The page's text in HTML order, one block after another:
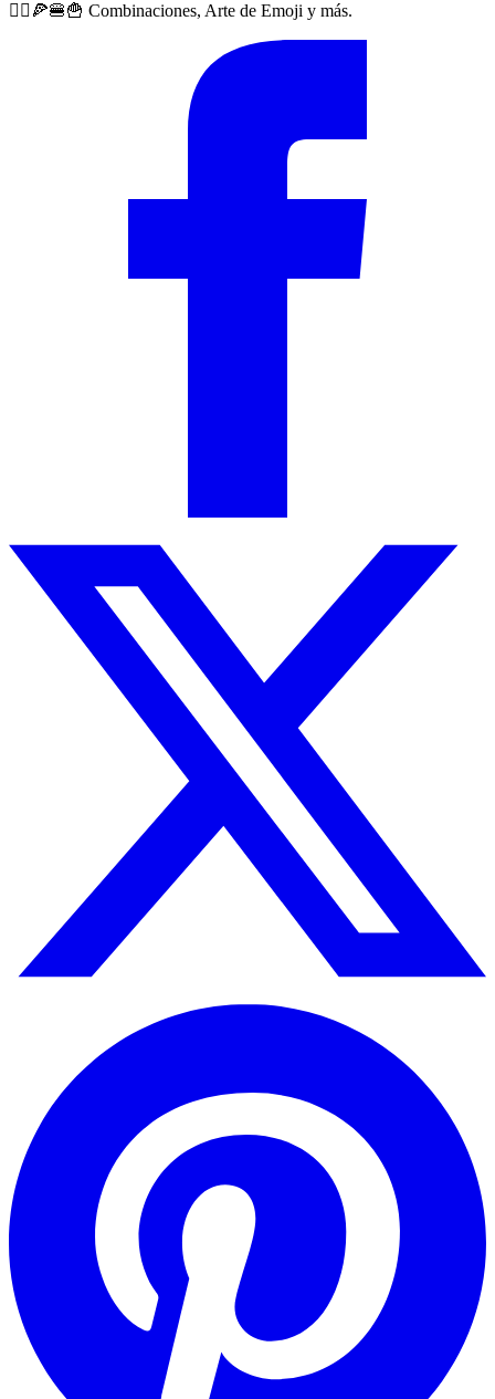
🙅‍♀️🍕🍔🍟 Combinaciones, Arte de Emoji y más.